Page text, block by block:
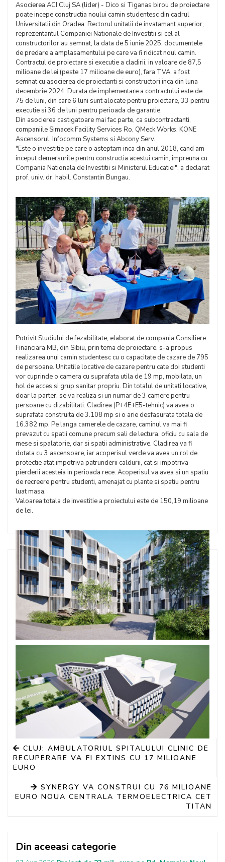
Asocierea ACI Cluj SA (lider) - Dico si Tiganas birou de proiectare
poate incepe constructia noului camin studentesc din cadrul
Universitatii din Oradea. Rectorul unitatii de invatamant superior,
reprezentantul Companiei Nationale de Investitii si cel al
constructorilor au semnat, la data de 5 iunie 2025, documentele
de predare a amplasamentului pe care va fi ridicat noul camin.
Contractul de proiectare si executie a cladirii, in valoare de 87,5
milioane de lei (peste 17 milioane de euro), fara TVA, a fost
semnat cu asocierea de proiectanti si constructori inca din luna
decembrie 2024. Durata de implementare a contractului este de
75 de luni, din care 6 luni sunt alocate pentru proiectare, 33 pentru
executie si 36 de luni pentru perioada de garantie.
Din asocierea castigatoare mai fac parte, ca subcontractanti,
companiile Simacek Facility Services Ro, QMeck Works, KONE
Ascensorul, Infocomm Systems si Abcony Serv.
"Este o investitie pe care o asteptam inca din anul 2018, cand am
inceput demersurile pentru constructia acestui camin, impreuna cu
Compania Nationala de Investitii si Ministerul Educatiei", a declarat
prof. univ. dr. habil. Constantin Bungau.
Potrivit Studiului de fezabilitate, elaborat de compania Consiliere
Financiara MB, din Sibiu, prin tema de proiectare, s-a propus
realizarea unui camin studentesc cu o capacitate de cazare de 795
de persoane. Unitatile locative de cazare pentru cate doi studenti
vor cuprinde o camera cu suprafata utila de 19 mp, mobilata, un
hol de acces si grup sanitar propriu. Din totalul de unitati locative,
doar la parter, se va realiza si un numar de 3 camere pentru
persoane cu dizabilitati. Cladirea (P+4E+E5-tehnic) va avea o
suprafata construita de 3.108 mp si o arie desfasurata totala de
16.382 mp. Pe langa camerele de cazare, caminul va mai fi
prevazut cu spatii comune precum sali de lectura, oficiu cu sala de
mese si spalatorie, dar si spatii administrative. Cladirea va fi
dotata cu 3 ascensoare, iar acoperisul verde va avea un rol de
protectie atat impotriva patrunderii caldurii, cat si impotriva
pierderii acesteia in perioada rece. Acoperisul va avea si un spatiu
de recreere pentru studenti, amenajat cu plante si spatiu pentru
luat masa.
Valoarea totala de investitie a proiectului este de 150,19 milioane
de lei.
CLUJ: AMBULATORIUL SPITALULUI CLINIC DE
RECUPERARE VA FI EXTINS CU 17 MILIOANE
EURO
SYNERGY VA CONSTRUI CU 76 MILIOANE
EURO NOUA CENTRALA TERMOELECTRICA CET
TITAN
Din aceeasi categorie